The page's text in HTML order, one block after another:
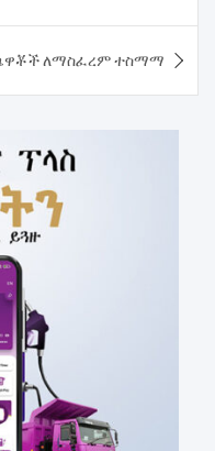
ለማስፈረም ተስማማ